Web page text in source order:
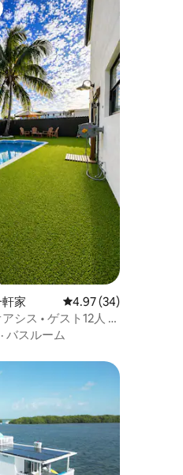
平均評価
イスです。
家 レビュー34件、5つ星
4.97 (34)
シス • ゲスト12人 •
の中間地点
· バスルーム